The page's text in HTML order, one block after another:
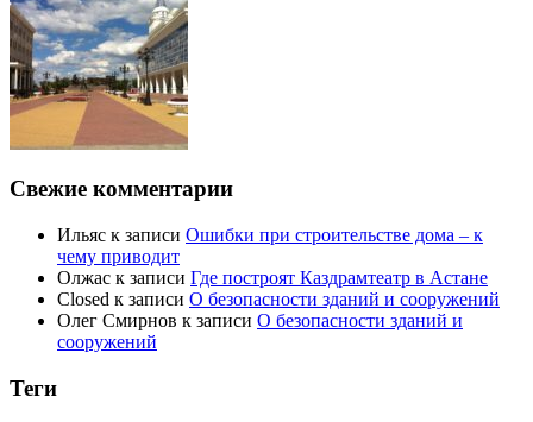
Свежие комментарии
Ильяс к записи Ошибки при строительстве дома – к
чему приводит
Олжас к записи Где построят Каздрамтеатр в Астане
Closed к записи О безопасности зданий и сооружений
Олег Смирнов к записи О безопасности зданий и
сооружений
Теги